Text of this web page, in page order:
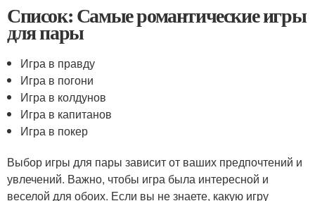
Список: Самые романтические игры
для пары
Игра в правду
Игра в погони
Игра в колдунов
Игра в капитанов
Игра в покер
Выбор игры для пары зависит от ваших предпочтений и
увлечений. Важно, чтобы игра была интересной и
веселой для обоих. Если вы не знаете, какую игру